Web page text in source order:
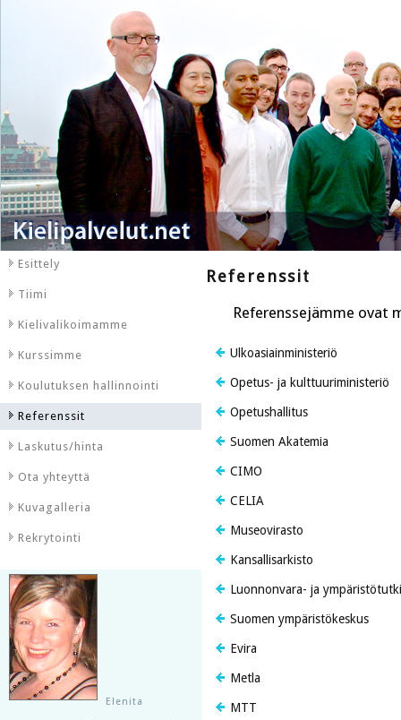
Esittely
Tiimi
Kielivalikoimamme
Kurssimme
Koulutuksen hallinnointi
Referenssit
Laskutus/hinta
Ota yhteyttä
Kuvagalleria
Rekrytointi
Elenita
Referenssit
Referenssejämme ovat
Ulkoasiainministeriö
Opetus- ja kulttuuriministeriö
Opetushallitus
Suomen Akatemia
CIMO
CELIA
Museovirasto
Kansallisarkisto
Luonnonvara- ja
Suomen ympäristökeskus
Evira
Metla
MTT